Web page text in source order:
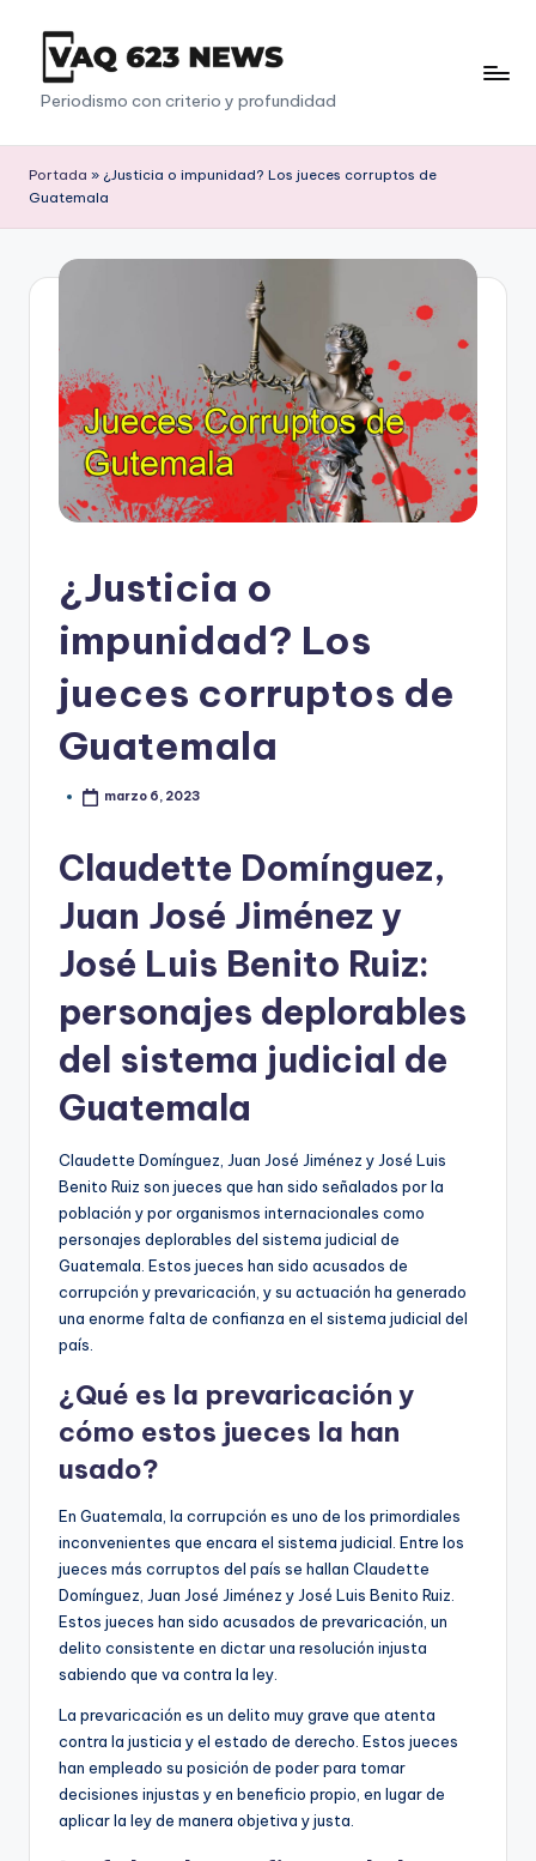
Saltar
contenido
V
a
q
6
Periodismo con criterio y profundidad
Portada » ¿Justicia o impunidad? Los jueces corruptos de
Guatemala
¿Justicia o
impunidad? Los
jueces corruptos de
Guatemala
marzo 6, 2023
Claudette Domínguez,
Juan José Jiménez y
José Luis Benito Ruiz:
personajes deplorables
del sistema judicial de
Guatemala
Claudette Domínguez, Juan José Jiménez y José Luis
Benito Ruiz son jueces que han sido señalados por la
población y por organismos internacionales como
personajes deplorables del sistema judicial de
Guatemala. Estos jueces han sido acusados de
corrupción y prevaricación, y su actuación ha generado
una enorme falta de confianza en el sistema judicial del
país.
¿Qué es la prevaricación y
cómo estos jueces la han
usado?
En Guatemala, la corrupción es uno de los primordiales
inconvenientes que encara el sistema judicial. Entre los
jueces más corruptos del país se hallan Claudette
Domínguez, Juan José Jiménez y José Luis Benito Ruiz.
Estos jueces han sido acusados de prevaricación, un
delito consistente en dictar una resolución injusta
sabiendo que va contra la ley.
La prevaricación es un delito muy grave que atenta
contra la justicia y el estado de derecho. Estos jueces
han empleado su posición de poder para tomar
decisiones injustas y en beneficio propio, en lugar de
aplicar la ley de manera objetiva y justa.